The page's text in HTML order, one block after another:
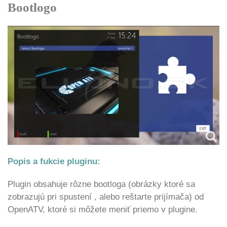
Bootlogo
Popis a fukcie pluginu:
Plugin obsahuje rôzne bootloga (obrázky ktoré sa
zobrazujú pri spustení , alebo reštarte prijímača) od
OpenATV, ktoré si môžete meniť priemo v plugine.